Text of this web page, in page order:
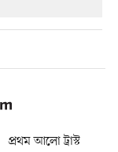
প্রথম আলো ট্রাস্ট